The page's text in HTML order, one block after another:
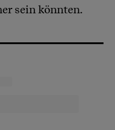
sein könnten.